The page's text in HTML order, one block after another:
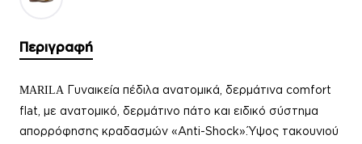
Περιγραφή
MARILA Γυναικεία πέδιλα ανατομικά, δερμάτινα comfort
flat, με ανατομικό, δερμάτινο πάτο και ειδικό σύστημα
απορρόφησης κραδασμών «Anti-Shock».Ύψος τακουνιού